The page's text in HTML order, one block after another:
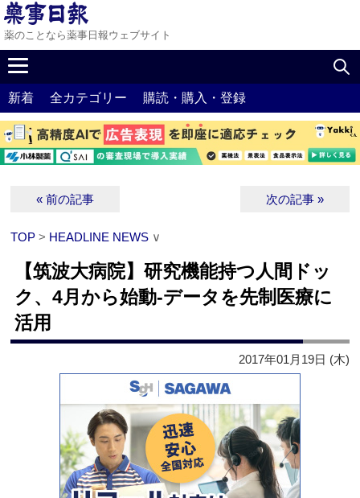
薬のことなら薬事日報ウェブサイト
新着 全カテゴリー 購読・購入・登録
« 前の記事 次の記事 »
TOP > HEADLINE NEWS ∨
【筑波大病院】研究機能持つ人間ドッ
ク、4月から始動‐データを先制医療に
活用
2017年01月19日 (木)